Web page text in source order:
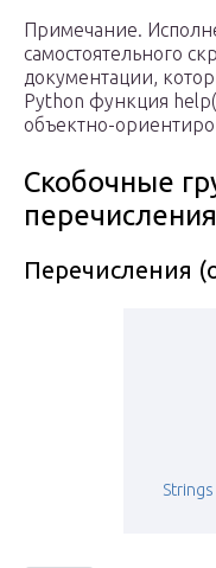
Примечание.
самостоятельного
документации,
Python функция
объектно-
Скобочные
перечисления |
Перечисления